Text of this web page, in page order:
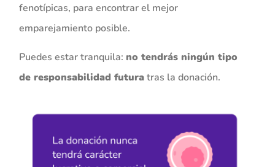
fenotípicas, para encontrar el mejor
emparejamiento posible.
Puedes estar tranquila: no tendrás ningún tipo
de responsabilidad futuratras la donación.